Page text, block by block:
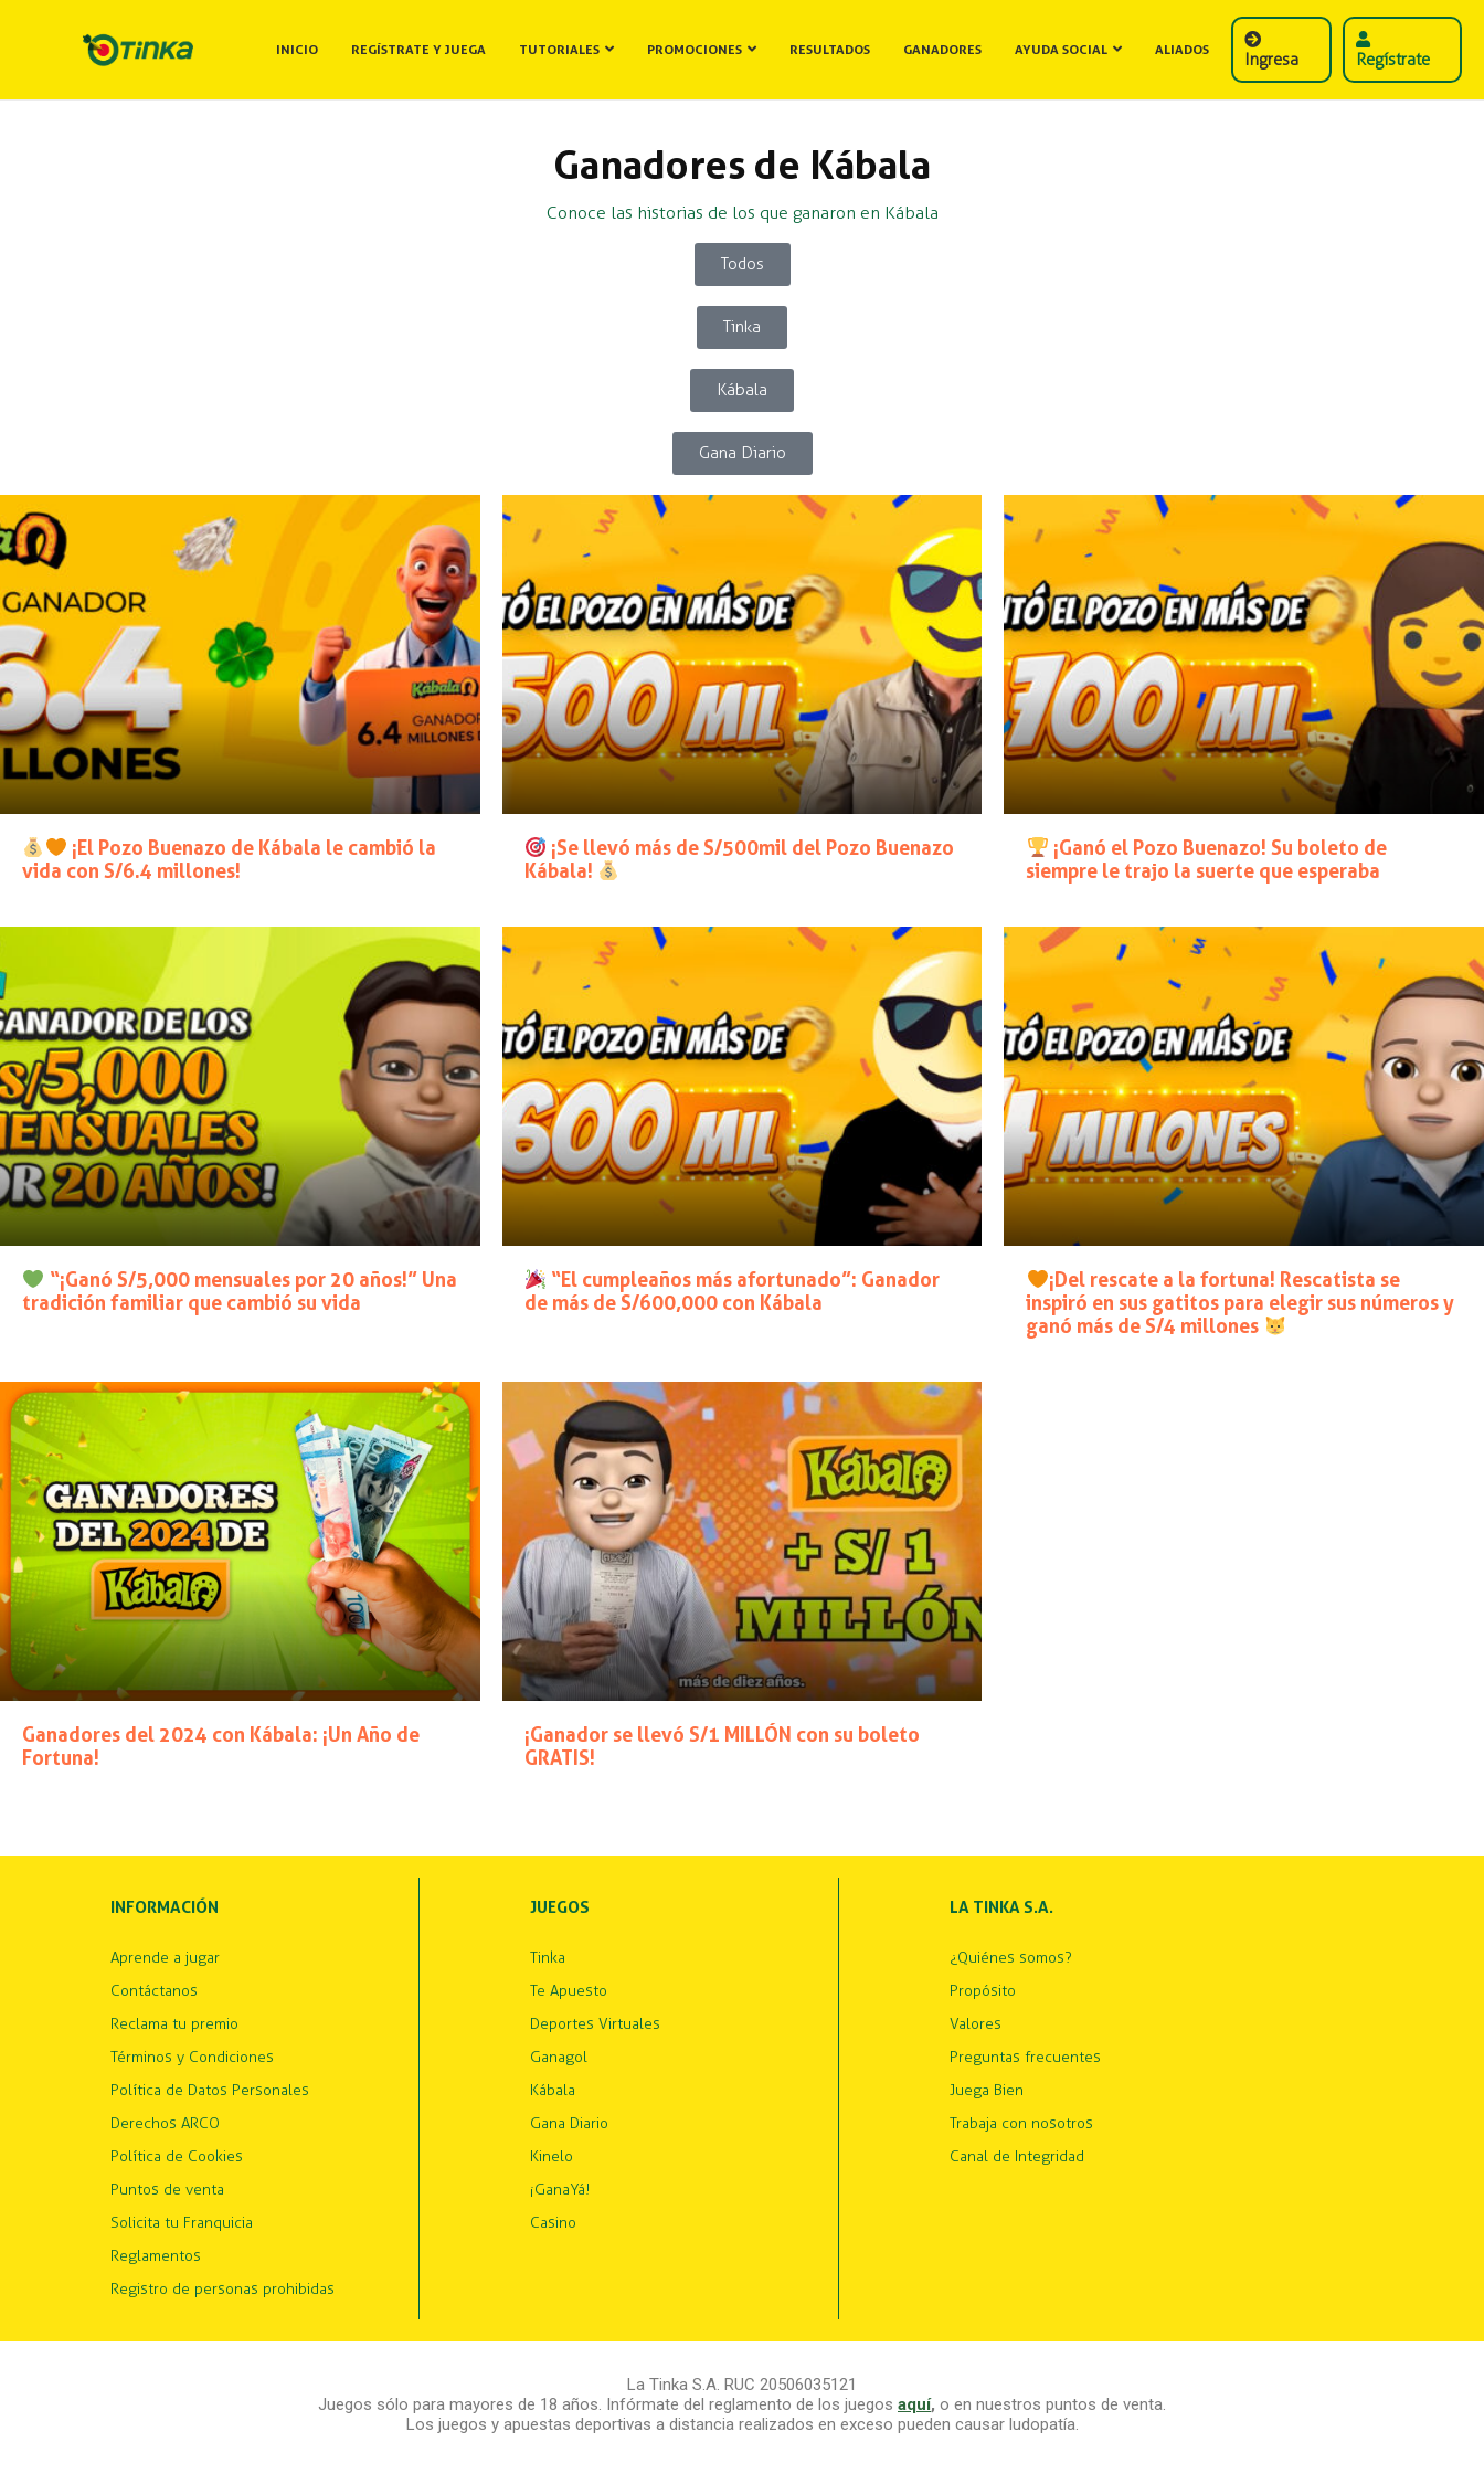
INICIO REGÍSTRATE Y JUEGA TUTORIALES PROMOCIONES RESULTADOS GANADORES AYUDA SOCIAL ALIADOS Ingresa Regístrate
Ganadores de Kábala
Conoce las historias de los que ganaron en Kábala
Todos
Tinka
Kábala
Gana Diario
¡El Pozo Buenazo de Kábala le cambió la
vida con S/6.4 millones!
¡Se llevó más de S/500mil del Pozo Buenazo
Kábala!
¡Ganó el Pozo Buenazo! Su boleto de
siempre le trajo la suerte que esperaba
“¡Ganó S/5,000 mensuales por 20 años!” Una
tradición familiar que cambió su vida
“El cumpleaños más afortunado”: Ganador
de más de S/600,000 con Kábala
¡Del rescate a la fortuna! Rescatista se
inspiró en sus gatitos para elegir sus números y
ganó más de S/4 millones
Ganadores del 2024 con Kábala: ¡Un Año de
Fortuna!
¡Ganador se llevó S/1 MILLÓN con su boleto
GRATIS!
INFORMACIÓN
Aprende a jugar
Contáctanos
Reclama tu premio
Términos y Condiciones
Política de Datos Personales
Derechos ARCO
Política de Cookies
Puntos de venta
Solicita tu Franquicia
Reglamentos
Registro de personas prohibidas
JUEGOS
Tinka
Te Apuesto
Deportes Virtuales
Ganagol
Kábala
Gana Diario
Kinelo
¡GanaYá!
Casino
LA TINKA S.A.
¿Quiénes somos?
Propósito
Valores
Preguntas frecuentes
Juega Bien
Trabaja con nosotros
Canal de Integridad
La Tinka S.A. RUC 20506035121
Juegos sólo para mayores de 18 años. Infórmate del reglamento de los juegos aquí, o en nuestros puntos de venta.
Los juegos y apuestas deportivas a distancia realizados en exceso pueden causar ludopatía.